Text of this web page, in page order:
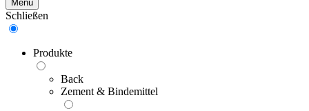
Menü
Schließen
Produkte
Back
Zement & Bindemittel